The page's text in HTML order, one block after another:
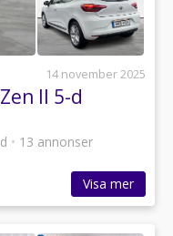
14 november 2025
II 5-d
• 13 annonser
Visa mer